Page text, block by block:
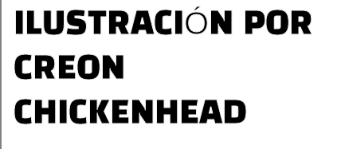
ILUSTRACIÓN POR
CREON
CHICKENHEAD